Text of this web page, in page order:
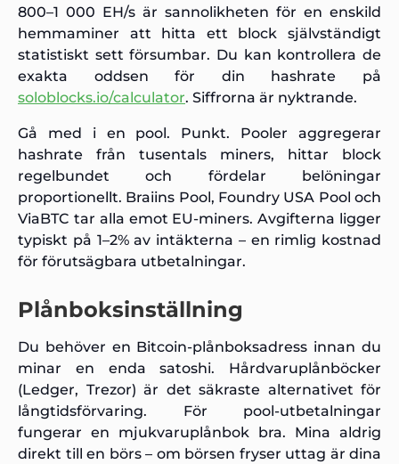
800–1 000 EH/s är sannolikheten för en enskild
hemmaminer att hitta ett block självständigt
statistiskt sett försumbar. Du kan kontrollera de
exakta oddsen för din hashrate på
soloblocks.io/calculator. Siffrorna är nyktrande.
Gå med i en pool. Punkt. Pooler aggregerar
hashrate från tusentals miners, hittar block
regelbundet och fördelar belöningar
proportionellt. Braiins Pool, Foundry USA Pool och
ViaBTC tar alla emot EU-miners. Avgifterna ligger
typiskt på 1–2% av intäkterna – en rimlig kostnad
för förutsägbara utbetalningar.
Plånboksinställning
Du behöver en Bitcoin-plånboksadress innan du
minar en enda satoshi. Hårdvaruplånböcker
(Ledger, Trezor) är det säkraste alternativet för
långtidsförvaring. För pool-utbetalningar
fungerar en mjukvaruplånbok bra. Mina aldrig
direkt till en börs – om börsen fryser uttag är dina